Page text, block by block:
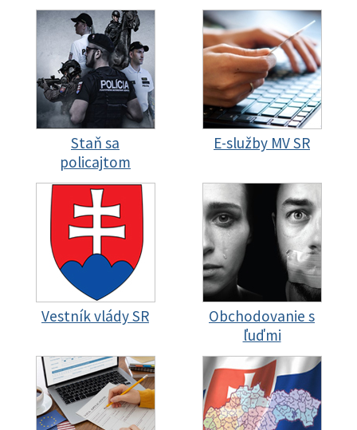
Staň sa
policajtom
E-služby MV SR
Vestník vlády SR
Obchodovanie s
ľuďmi